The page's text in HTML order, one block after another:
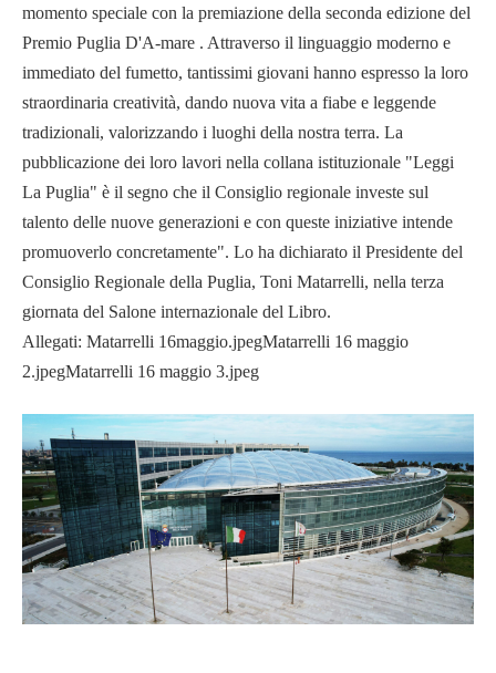
momento speciale con la premiazione della seconda edizione del
Premio Puglia D'A-mare . Attraverso il linguaggio moderno e
immediato del fumetto, tantissimi giovani hanno espresso la loro
straordinaria creatività, dando nuova vita a fiabe e leggende
tradizionali, valorizzando i luoghi della nostra terra. La
pubblicazione dei loro lavori nella collana istituzionale "Leggi
La Puglia" è il segno che il Consiglio regionale investe sul
talento delle nuove generazioni e con queste iniziative intende
promuoverlo concretamente". Lo ha dichiarato il Presidente del
Consiglio Regionale della Puglia, Toni Matarrelli, nella terza
giornata del Salone internazionale del Libro.
Allegati: Matarrelli 16maggio.jpegMatarrelli 16 maggio
2.jpegMatarrelli 16 maggio 3.jpeg